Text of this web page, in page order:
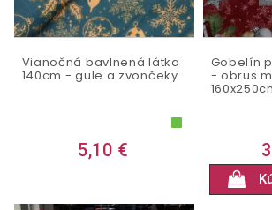
Vianočná bavlnená látka
140cm - gule a zvončeky
5,10 €
Gobelín
- obrus